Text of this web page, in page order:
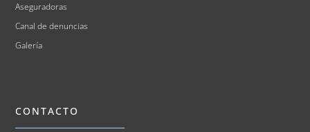
Aseguradoras
Canal de denuncias
Galería
CONTACTO